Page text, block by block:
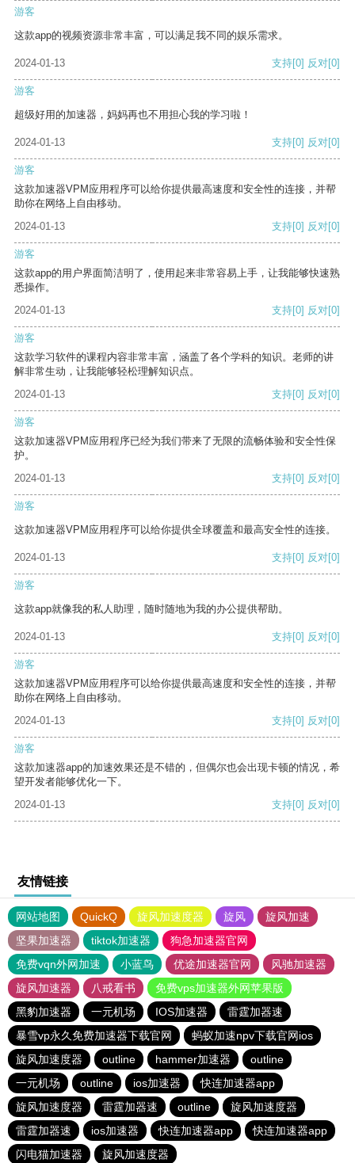
游客
这款app的视频资源非常丰富，可以满足我不同的娱乐需求。
2024-01-13 支持[0] 反对[0]
游客
超级好用的加速器，妈妈再也不用担心我的学习啦！
2024-01-13 支持[0] 反对[0]
游客
这款加速器VPM应用程序可以给你提供最高速度和安全性的连接，并帮
助你在网络上自由移动。
2024-01-13
支持[0] 反对[0]
游客
这款app的用户界面简洁明了，使用起来非常容易上手，让我能够快速熟
悉操作。
2024-01-13
支持[0] 反对[0]
游客
这款学习软件的课程内容非常丰富，涵盖了各个学科的知识。老师的讲
解非常生动，让我能够轻松理解知识点。
2024-01-13
支持[0] 反对[0]
游客
这款加速器VPM应用程序已经为我们带来了无限的流畅体验和安全性保
护。
2024-01-13
支持[0] 反对[0]
游客
这款加速器VPM应用程序可以给你提供全球覆盖和最高安全性的连接。
2024-01-13 支持[0] 反对[0]
游客
这款app就像我的私人助理，随时随地为我的办公提供帮助。
2024-01-13 支持[0] 反对[0]
游客
这款加速器VPM应用程序可以给你提供最高速度和安全性的连接，并帮
助你在网络上自由移动。
2024-01-13
支持[0] 反对[0]
游客
这款加速器app的加速效果还是不错的，但偶尔也会出现卡顿的情况，希
望开发者能够优化一下。
2024-01-13
支持[0] 反对[0]
友情链接
网站地图 QuickQ 旋风加速度器 旋风
旋风加速
坚果加速器
tiktok加速器
狗急加速器官网
免费vqn外网加速
小蓝鸟 优途加速器官网
风驰加速器
旋风加速器
八戒看书
免费vps加速器外网苹果版
黑豹加速器
一元机场 IOS加速器
雷霆加器速
暴雪vp永久免费加速器下载官网
蚂蚁加速npv下载官网ios
旋风加速度器
outline hammer加速器
outline
一元机场
outline ios加速器
快连加速器app
旋风加速度器
雷霆加器速 outline
旋风加速度器
雷霆加器速
ios加速器 快连加速器app
快连加速器app
闪电猫加速器
旋风加速度器